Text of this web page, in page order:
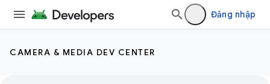
Đăng nhập
CAMERA & MEDIA DEV CENTER